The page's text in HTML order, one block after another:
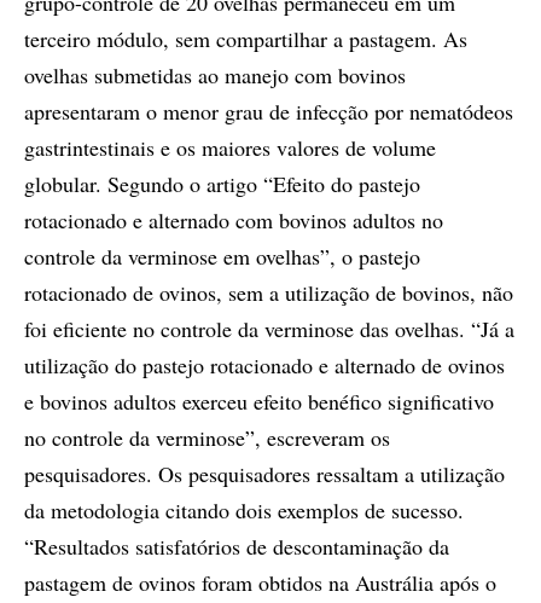
terceiro módulo, sem compartilhar a pastagem. As
ovelhas submetidas ao manejo com bovinos
apresentaram o menor grau de infecção por nematódeos
gastrintestinais e os maiores valores de volume
globular. Segundo o artigo “Efeito do pastejo
rotacionado e alternado com bovinos adultos no
controle da verminose em ovelhas”, o pastejo
rotacionado de ovinos, sem a utilização de bovinos, não
foi eficiente no controle da verminose das ovelhas. “Já a
utilização do pastejo rotacionado e alternado de ovinos
e bovinos adultos exerceu efeito benéfico significativo
no controle da verminose”, escreveram os
pesquisadores. Os pesquisadores ressaltam a utilização
da metodologia citando dois exemplos de sucesso.
“Resultados satisfatórios de descontaminação da
pastagem de ovinos foram obtidos na Austrália após o